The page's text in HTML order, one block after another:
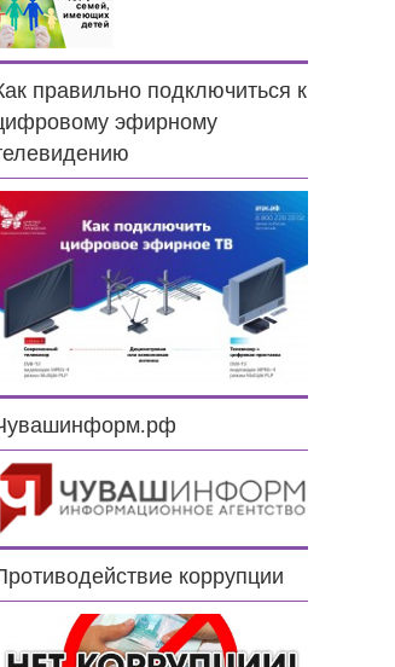
правильно подключиться к
эфирному
коррупции